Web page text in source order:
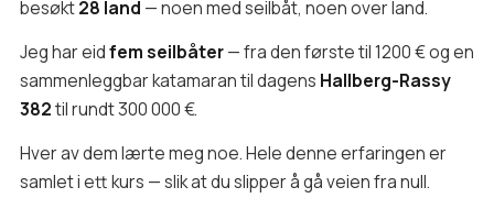
besøkt28 land — noen med seilbåt, noen over land.
Jeg har eidfem seilbåter— fra den første til 1200 € og en
sammenleggbar katamaran til dagens Hallberg-Rassy
382til rundt 300 000 €.
Hver av dem lærte meg noe. Hele denne erfaringen er
samlet i ett kurs — slik at du slipper å gå veien fra null.